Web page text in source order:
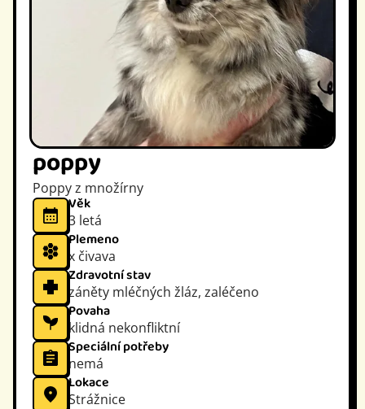
poppy
Poppy z množírny
Věk
3 letá
Plemeno
x čivava
Zdravotní stav
záněty mléčných žláz, zaléčeno
Povaha
klidná nekonfliktní
Speciální potřeby
nemá
Lokace
Strážnice